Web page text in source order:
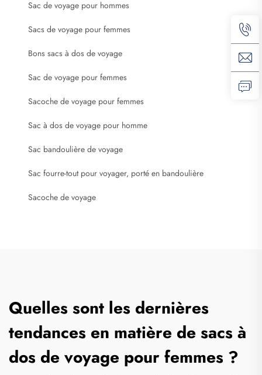
Sac de voyage pour hommes
Sacs de voyage pour femmes
Bons sacs à dos de voyage
Sac de voyage pour femmes
Sacoche de voyage pour femmes
Sac à dos de voyage pour homme
Sac bandoulière de voyage
Sac fourre-tout pour voyager, porté en bandoulière
Sacoche de voyage
Quelles sont les dernières
tendances en matière de sacs à
dos de voyage pour femmes ?